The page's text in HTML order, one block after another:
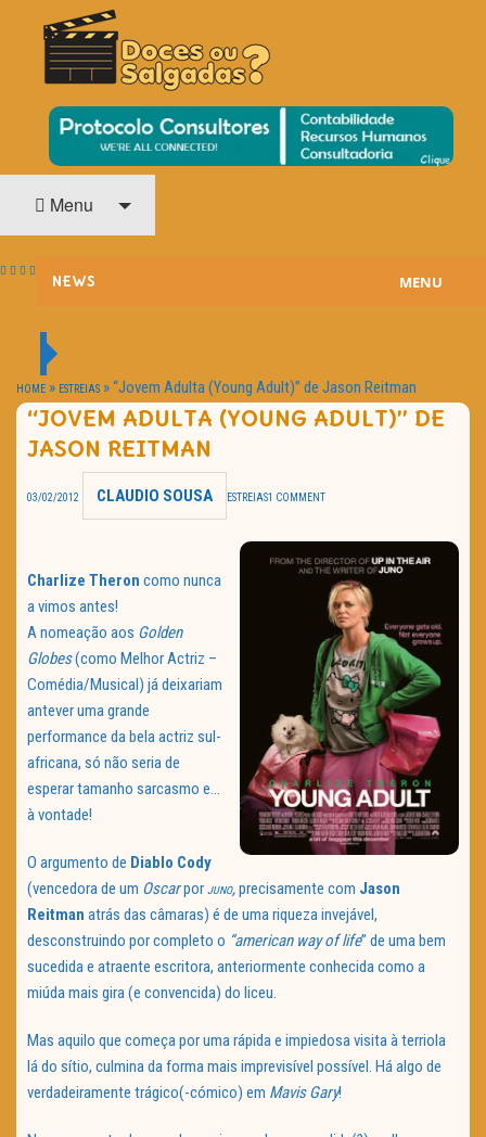
DOCES OU SALGADAS?
O Cinema? Uma Paixão!!
Menu
NEWS
PASSATEMPOS
HOME CINEMA
NOTA PESSOAL
TRAILER DO DIA
MENU
HOME » ESTREIAS »“Jovem Adulta (Young Adult)” de Jason Reitman
“JOVEM ADULTA (YOUNG ADULT)” DE
JASON REITMAN
03/02/2012 CLAUDIO SOUSA ESTREIAS1 COMMENT
Charlize Theron como nunca
a vimos antes!
A nomeação aos Golden
Globes(como Melhor Actriz –
Comédia/Musical) já deixariam
antever uma grande
performance da bela actriz sul-
africana, só não seria de
esperar tamanho sarcasmo e…
à vontade!
O argumento de Diablo Cody
(vencedora de um Oscarpor JUNO,precisamente com Jason
Reitman atrás das câmaras) é de uma riqueza invejável,
desconstruindo por completo o “american way of life” de uma bem
sucedida e atraente escritora, anteriormente conhecida como a
miúda mais gira (e convencida) do liceu.
Mas aquilo que começa por uma rápida e impiedosa visita à terriola
lá do sítio, culmina da forma mais imprevisível possível. Há algo de
verdadeiramente trágico(-cómico) em Mavis Gary!